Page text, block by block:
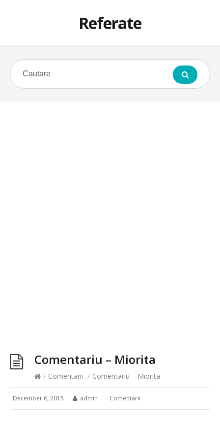
Referate
Comentariu – Miorita
/ Comentarii / Comentariu – Miorita
December 6, 2015 admin Comentarii